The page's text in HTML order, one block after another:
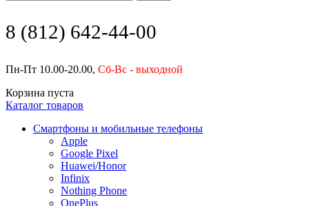
8 (812) 642-44-00
Пн-Пт 10.00-20.00, Сб-Вс - выходной
Корзина пуста
Каталог товаров
Смартфоны и мобильные телефоны
Apple
Google Pixel
Huawei/Honor
Infinix
Nothing Phone
OnePlus